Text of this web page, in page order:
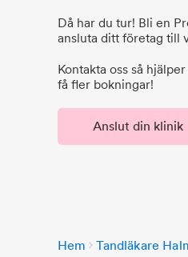
Då har du tur! Bli en
ansluta ditt företag till
Kontakta oss så
få fler bokningar!
Anslut din klinik
Hem Tandläkare